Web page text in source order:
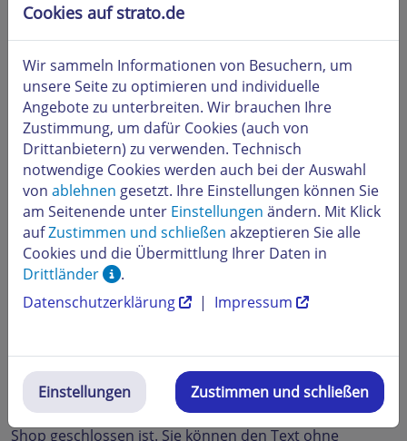
öffnen können.
Klicken Sie dazu im Administratorbereich in der oberen
Menüleiste auf Einstellungenund auf das
UntermenüfeldAllgemeine Einstellungen. Auf der
folgenden Seite klicken Sie bitte aufAllgemeinund
danach aufStatus.
Geschlossen- je nachdem, ob sie Ihren Shop schließen
oder öffnen wollen, auswählen. Anschließend können
Sie in das Textfeld darunter den Text eingeben, der
unter Ihrer Shop-Adresse erscheinen soll, wenn der
Shop geschlossen ist. Sie können den Text ohne
Cookies auf strato.de
Wir sammeln Informationen von Besuchern, um
unsere Seite zu optimieren und individuelle
Angebote zu unterbreiten. Wir brauchen Ihre
Zustimmung, um dafür Cookies (auch von
Drittanbietern) zu verwenden. Technisch
notwendige Cookies werden auch bei der Auswahl
von ablehnen gesetzt. Ihre Einstellungen können Sie
am Seitenende unter Einstellungen ändern. Mit Klick
aufZustimmen und schließen akzeptieren Sie alle
Cookies und die Übermittlung Ihrer Daten in
Drittländer
.
Datenschutzerklärung
| Impressum
Einstellungen Zustimmen und schließen